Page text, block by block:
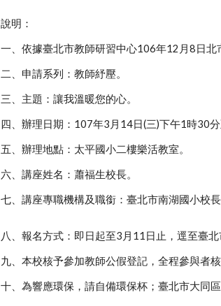
說明：
一、依據臺北市教師研習中心106年12月8日
二、申請系列：教師紓壓。
三、主題：讓我溫暖您的心。
四、辦理日期：107年3月14日(三)下午1時30
五、辦理地點：太平國小二樓樂活教室。
六、講座姓名：蕭福生校長。
七、講座專職機構及職銜：臺北市南湖國小校長
八、報名方式：即日起至3月11日止，逕至臺
九、本校核予參加教師公假登記，全程參與者
十、為響應環保，請自備環保杯；臺北市大同